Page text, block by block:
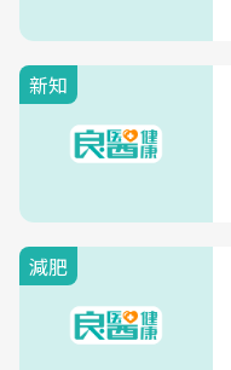
新知
減肥